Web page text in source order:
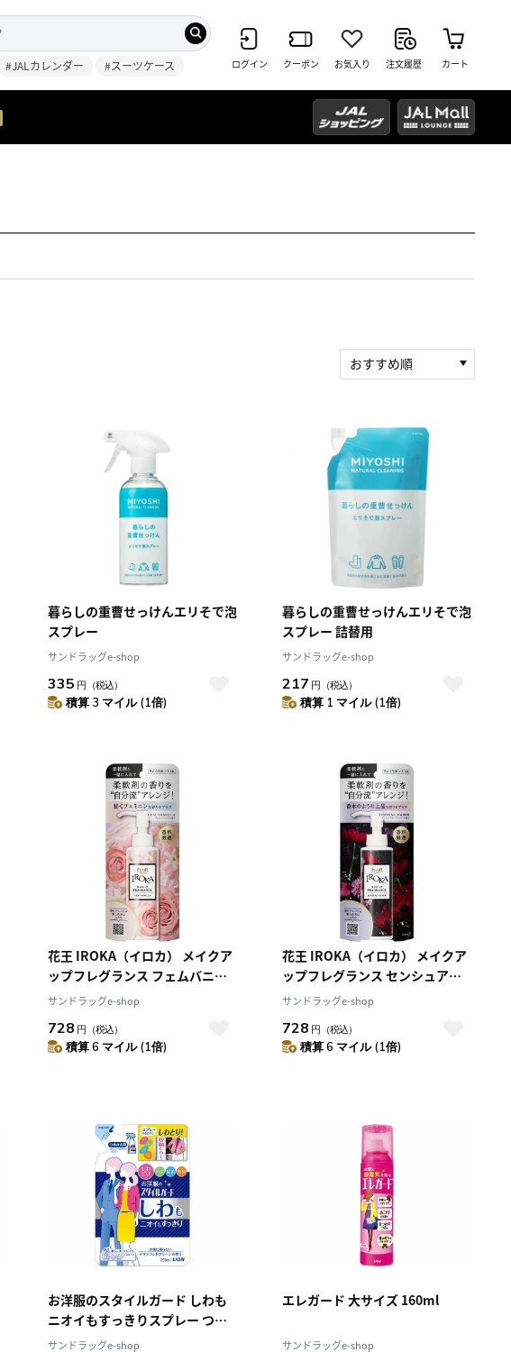
#JALカレンダー #スーツケース ログイン クーポン お気入り 注文履歴 カート
おすすめ順
順）
人気順
レビュー件数（多い
順）
レビュー評価（高い
順）
価格（安い順）
価格（高い順）
暮らしの重曹せっけんエリそで泡
スプレー
サンドラッグe-shop
335 円 （税込）
積算 3 マイル (1倍)
暮らしの重曹せっけんエリそで泡
スプレー 詰替用
サンドラッグe-shop
217 円 （税込）
積算 1 マイル (1倍)
花王 IROKA（イロカ） メイクア
ップフレグランス フェムバニラ
の香り 90ml
サンドラッグe-shop
728 円 （税込）
積算 6 マイル (1倍)
花王 IROKA（イロカ） メイクア
ップフレグランス センシュアル
アンバーの香り 90ml
サンドラッグe-shop
728 円 （税込）
積算 6 マイル (1倍)
お洋服のスタイルガード しわも
ニオイもすっきりスプレー つめ
かえ用 250ml
サンドラッグe-shop
エレガード 大サイズ 160ml
サンドラッグe-shop